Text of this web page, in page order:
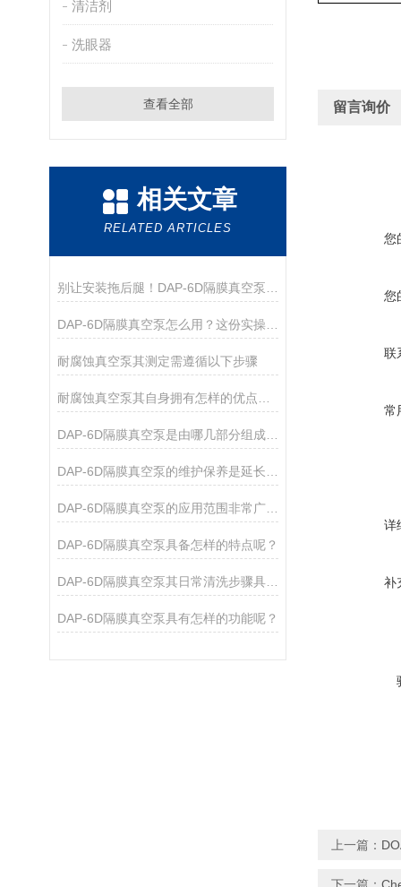
清洁剂
洗眼器
查看全部
相关文章
RELATED ARTICLES
耐腐蚀真空泵其测定需遵循以下步骤
DAP-6D隔膜真空泵是由哪几部分组成的呢？
DAP-6D隔膜真空泵具备怎样的特点呢？
DAP-6D隔膜真空泵其日常清洗步骤具体是如何的呢？
DAP-6D隔膜真空泵具有怎样的功能呢？
留言询价
您
您
联
常
详
补
上一篇：